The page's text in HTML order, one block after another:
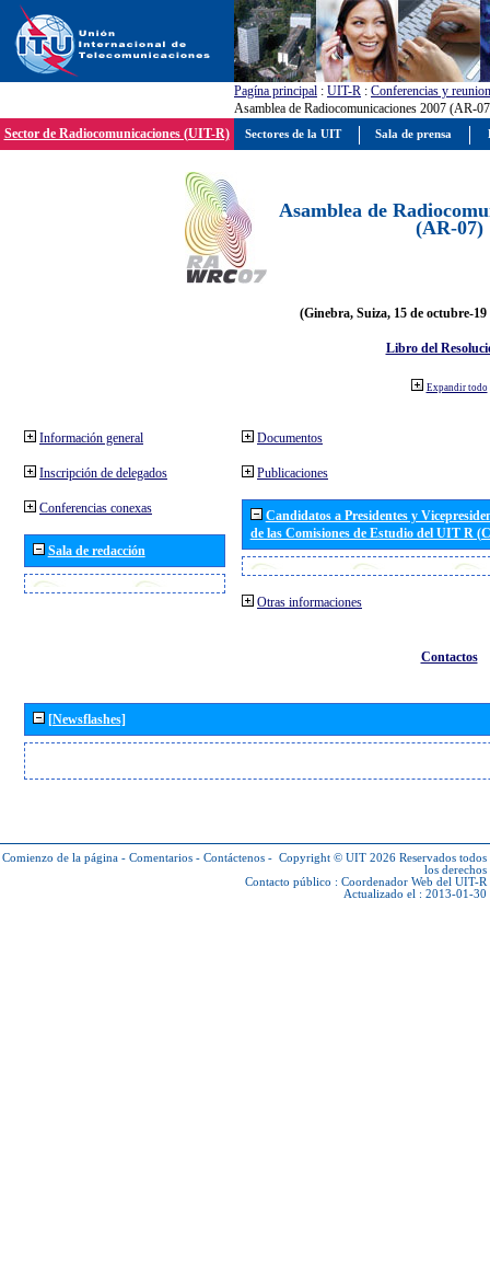
Pagína principal : UIT-R : Conferencias y
Asamblea de Radiocomunicaciones 2007 (AR-
Sector de Radiocomunicaciones (UIT-R)
Asamblea de
(AR-07)
(Ginebra, Suiza, 15 de octubre-19
Libro del
Expandir todo
Información general
Inscripción de delegados
Conferencias conexas
Sala de redacción
Documentos
Publicaciones
Candidatos a Presidentes y
de las Comisiones de Estudio del UIT R
Otras informaciones
Contactos
[Newsflashes]
Comienzo de la página - Comentarios - Contáctenos - Copyright © UIT 2026 Reservados todos
los derechos
Contacto público : Coordenador Web del UIT-R
Actualizado el : 2013-01-30
Sectores de la UIT Sala de prensa